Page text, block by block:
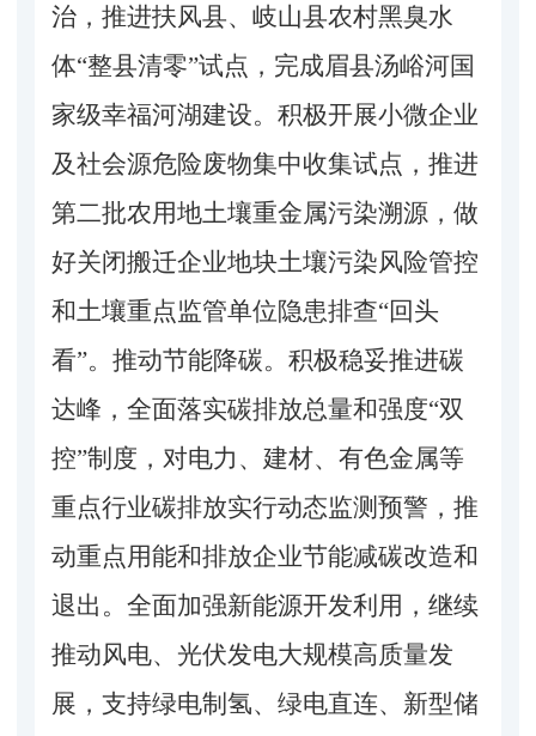
治，推进扶风县、岐山县农村黑臭水
体“整县清零”试点，完成眉县汤峪河国
家级幸福河湖建设。积极开展小微企业
及社会源危险废物集中收集试点，推进
第二批农用地土壤重金属污染溯源，做
好关闭搬迁企业地块土壤污染风险管控
和土壤重点监管单位隐患排查“回头
看”。推动节能降碳。积极稳妥推进碳
达峰，全面落实碳排放总量和强度“双
控”制度 ，对电力、建材、有色金属等
重点行业碳排放实行动态监测预警，推
动重点用能和排放企业节能减碳改造和
退出。全面加强新能源开发利用，继续
推动风电、光伏发电大规模高质量发
展，支持绿电制氢、绿电直连、新型储